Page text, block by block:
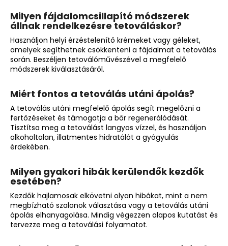
Milyen fájdalomcsillapító módszerek
állnak rendelkezésre tetováláskor?
Használjon helyi érzéstelenítő krémeket vagy géleket,
amelyek segíthetnek csökkenteni a fájdalmat a tetoválás
során. Beszéljen tetoválóművészével a megfelelő
módszerek kiválasztásáról.
Miért fontos a tetoválás utáni ápolás?
A tetoválás utáni megfelelő ápolás segít megelőzni a
fertőzéseket és támogatja a bőr regenerálódását.
Tisztítsa meg a tetoválást langyos vízzel, és használjon
alkoholtalan, illatmentes hidratálót a gyógyulás
érdekében.
Milyen gyakori hibák kerülendők kezdők
esetében?
Kezdők hajlamosak elkövetni olyan hibákat, mint a nem
megbízható szalonok választása vagy a tetoválás utáni
ápolás elhanyagolása. Mindig végezzen alapos kutatást és
tervezze meg a tetoválási folyamatot.